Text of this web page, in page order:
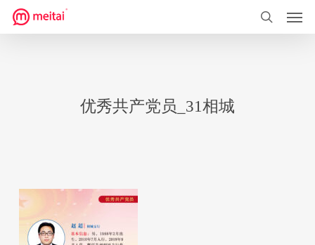
到
搜索
优秀共产党员_31相城